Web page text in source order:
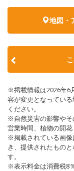
地図・
※掲載情報は2026年6
容が変更となってい
ください。
※自然災害の影響や
営業時間、植物の開花
※掲載されている画
き、提供されたもの
す。
※表示料金は消費税8